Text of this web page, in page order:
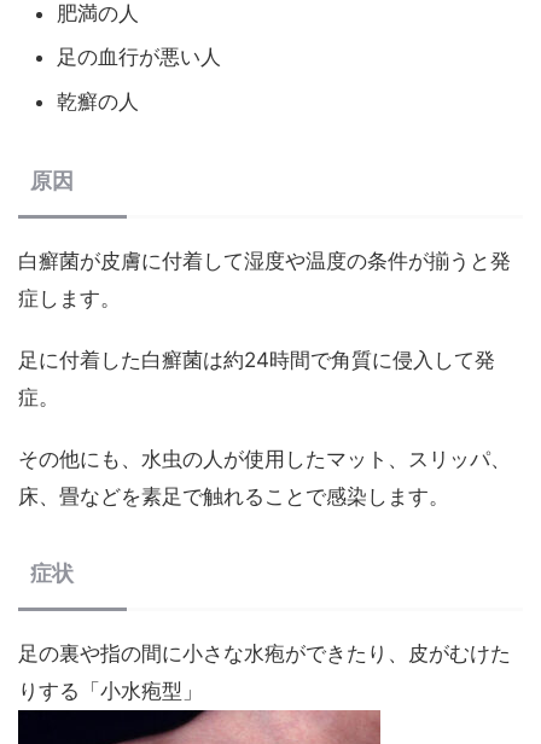
肥満の人
足の血行が悪い人
乾癬の人
原因
白癬菌が皮膚に付着して湿度や温度の条件が揃うと発
症します。
足に付着した白癬菌は約24時間で角質に侵入して発
症。
その他にも、水虫の人が使用したマット、スリッパ、
床、畳などを素足で触れることで感染します。
症状
足の裏や指の間に小さな水疱ができたり、皮がむけた
りする「小水疱型」